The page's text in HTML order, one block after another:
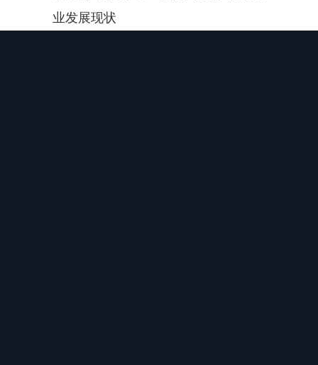
业发展现状